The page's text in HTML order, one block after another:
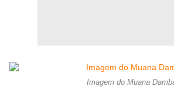
Imagem do Muana